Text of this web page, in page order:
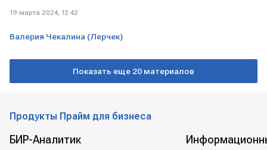
19 марта 2024, 12:42
Валерия Чекалина (Лерчек)
Показать еще 20 материалов
Продукты Прайм для бизнеса
БИР-Аналитик